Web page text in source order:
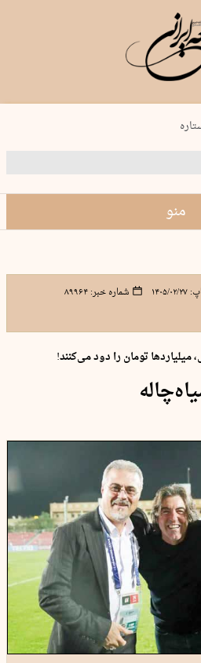
منو
۱۴۰۵/۰۲/۲۷ شماره خبر:۸۹۹۶۴
تومان را دود می‌کنند!